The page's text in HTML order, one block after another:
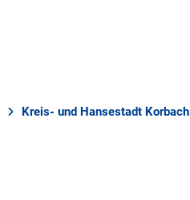
Kreis- und Hansestadt Korbach